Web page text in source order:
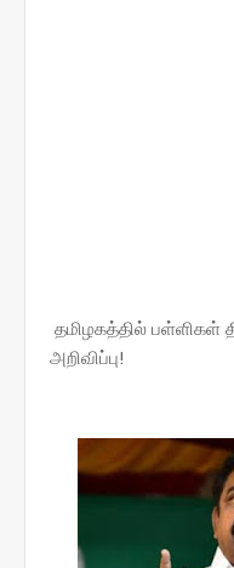
தமிழகத்தில் பள்ளிகள்
அறிவிப்பு!